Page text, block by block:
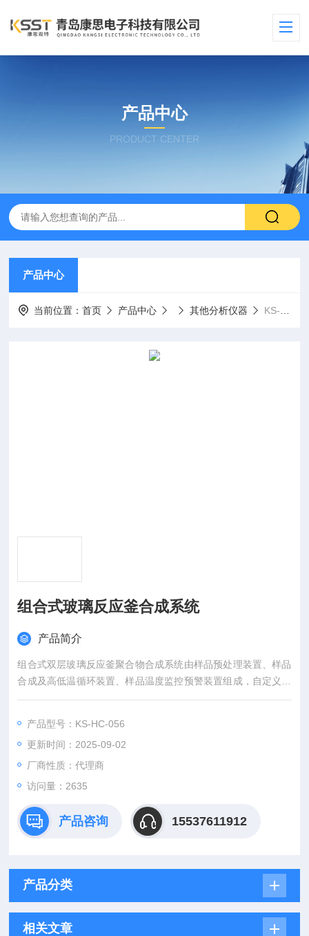
产品中心
PRODUCT CENTER
产品中心
当前位置：首页 产品中心 其他分析仪器 KS-HC-056组合式玻璃反应釜合成系统
组合式玻璃反应釜合成系统
产品简介
组合式双层玻璃反应釜聚合物合成系统由样品预处理装置、样品
合成及高低温循环装置、样品温度监控预警装置组成，自定义的
温度监控软件Iray Discovery支持PC+IOS/Android多平台分析，
（一）样品预处理装置指标要求：
样品工作室壳体层数2层
样品工作室尺寸280*180*100mm
样品预处理最高温度1100℃
产品型号：KS-HC-056
更新时间：2025-09-02
厂商性质：代理商
访问量：2635
产品咨询 15537611912
产品分类
相关文章